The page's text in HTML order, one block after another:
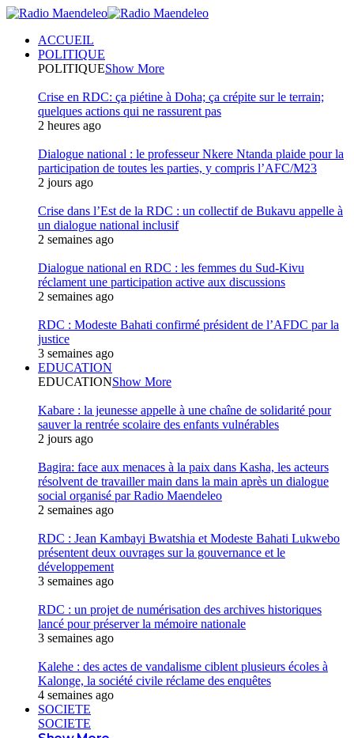
ACCUEIL
POLITIQUE
POLITIQUEShow More
Crise en RDC: ça piétine à Doha; ça crépite sur le terrain;
quelques actions qui ne rassurent pas
2 heures ago
Dialogue national : le professeur Nkere Ntanda plaide pour la
participation de toutes les parties, y compris l’AFC/M23
2 jours ago
Crise dans l’Est de la RDC : un collectif de Bukavu appelle à
un dialogue national inclusif
2 semaines ago
Dialogue national en RDC : les femmes du Sud-Kivu
réclament une participation active aux discussions
2 semaines ago
RDC : Modeste Bahati confirmé président de l’AFDC par la
justice
3 semaines ago
EDUCATION
EDUCATIONShow More
Kabare : la jeunesse appelle à une chaîne de solidarité pour
sauver la rentrée scolaire des enfants vulnérables
2 jours ago
Bagira: face aux menaces à la paix dans Kasha, les acteurs
résolvent de travailler main dans la main après un dialogue
social organisé par Radio Maendeleo
2 semaines ago
RDC : Jean Kambayi Bwatshia et Modeste Bahati Lukwebo
présentent deux ouvrages sur la gouvernance et le
développement
3 semaines ago
RDC : un projet de numérisation des archives historiques
lancé pour préserver la mémoire nationale
3 semaines ago
Kalehe : des actes de vandalisme ciblent plusieurs écoles à
Kalonge, la société civile réclame des enquêtes
4 semaines ago
SOCIETE
SOCIETE